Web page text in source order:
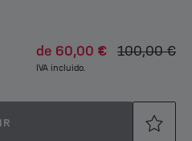
de 60,00 € 100,00 €
IVA incluido.